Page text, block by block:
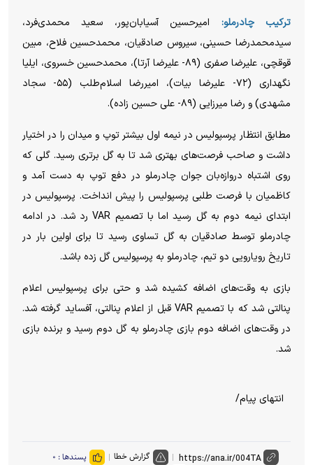
ترکیب چادرملو: امیرحسین آسیابان‌پور، سعید محمدی‌فرد،
سیدمحمدرضا حسینی، سیروس صادقیان، محمدحسین فلاح، مبین
قوقچی، علیرضا صفری (۸۹- علیرضا آرتا)، محمدحسین خسروی، ایلیا
نگهداری (۷۲- علیرضا بیات)، امیررضا اسلام‌طلب (۵۵- سجاد
مشهدی) و رضا میرزایی (۸۹- علی حسین زاده).
مطابق انتظار پرسپولیس در نیمه اول بیشتر توپ و میدان را در اختیار
داشت و صاحب فرصت‌های بهتری شد تا به گل برتری رسید. گلی که
روی اشتباه دروازه‌بان جوان چادرملو در دفع توپ به دست آمد و
کاظمیان با فرصت طلبی پرسپولیس را پیش انداخت. پرسپولیس در
ابتدای نیمه دوم به گل رسید اما با تصمیم VAR رد شد. در ادامه
چادرملو توسط صادقیان به گل تساوی رسید تا برای اولین بار در
تاریخ رویارویی دو تیم، چادرملو به پرسپولیس گل زده باشد.
بازی به وقت‌های اضافه کشیده شد و حتی برای پرسپولیس اعلام
پنالتی شد که با تصمیم VAR قبل از اعلام پنالتی، آفساید گرفته شد.
در وقت‌های اضافه دوم بازی چادرملو به گل دوم رسید و برنده بازی
شد.
انتهای پیام/
گزارش خطا پسندها : ۰